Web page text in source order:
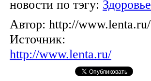
новости по тэгу: Здоровье
Автор: http://www.lenta.ru/
Источник:
http://www.lenta.ru/